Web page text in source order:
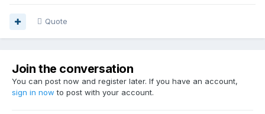
Quote
Join the conversation
You can post now and register later. If you have an account,
sign in now to post with your account.